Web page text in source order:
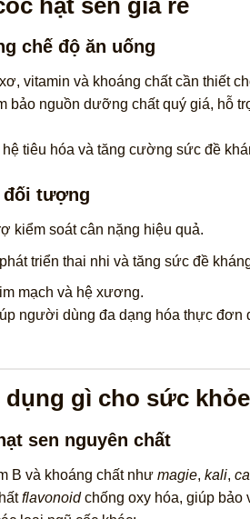
chế độ ăn uống
vitamin và khoáng chất cần thiết
bảo nguồn dưỡng chất quý giá, hỗ
tiêu hóa và tăng cường sức đề
đối tượng
kiểm soát cân nặng hiệu quả.
triển thai nhi và tăng sức đề
mạch và hệ xương.
người dùng đa dạng hóa thực đơn
dụng gì cho sức khỏe
sen nguyên chất
B và khoáng chất như magie, kali,
flavonoidchống oxy hóa, giúp bảo